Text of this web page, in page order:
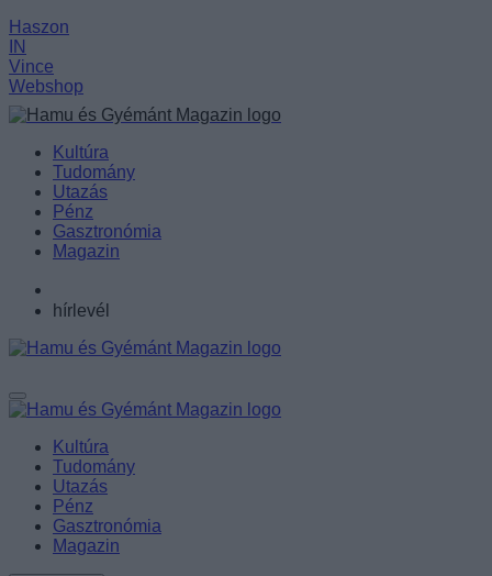
Haszon
IN
Vince
Webshop
Kultúra
Tudomány
Utazás
Pénz
Gasztronómia
Magazin
hírlevél
Kultúra
Tudomány
Utazás
Pénz
Gasztronómia
Magazin